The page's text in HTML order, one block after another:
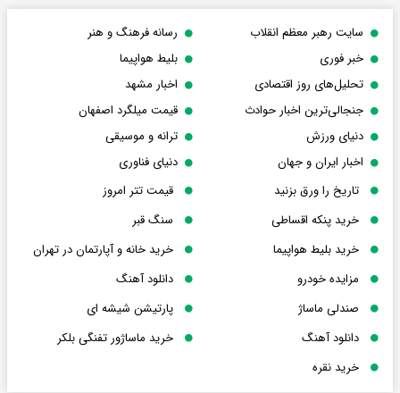
سایت رهبر معظم انقلاب
رسانه فرهنگ و هنر
خبر فوری
بلیط هواپیما
تحلیل‌های روز اقتصادی
اخبار مشهد
جنجالی‌ترین اخبار حوادث
قیمت میلگرد اصفهان
دنیای ورزش
ترانه و موسیقی
اخبار ایران و جهان
دنیای فناوری
تاریخ را ورق بزنید
قیمت تتر امروز
خرید پنکه اقساطی
سنگ قبر
خرید بلیط هواپیما
خرید خانه و آپارتمان در تهران
مزایده خودرو
دانلود آهنگ
صندلی ماساژ
پارتیشن شیشه ای
دانلود آهنگ
خرید ماساژور تفنگی بلکر
خرید نقره